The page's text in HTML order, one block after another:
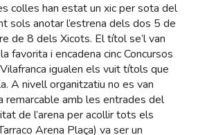
colles han estat un xic per sota del
sols anotar l’estrena dels dos 5 de
de 8 dels Xicots. El títol se’l van
favorita i encadena cinc Concursos
igualen els vuit títols que
A nivell organitzatiu no es van
remarcable amb les entrades del
de l’arena per acollir tots els
Arena Plaça) va ser un